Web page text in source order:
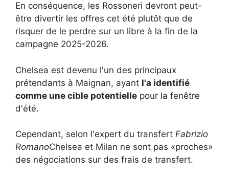
En conséquence, les Rossoneri devront peut-
être divertir les offres cet été plutôt que de
risquer de le perdre sur un libre à la fin de la
campagne 2025-2026.
Chelsea est devenu l'un des principaux
prétendants à Maignan, ayant l'a identifié
comme une cible potentielle pour la fenêtre
d'été.
Cependant, selon l'expert du transfert Fabrizio
RomanoChelsea et Milan ne sont pas «proches»
des négociations sur des frais de transfert.